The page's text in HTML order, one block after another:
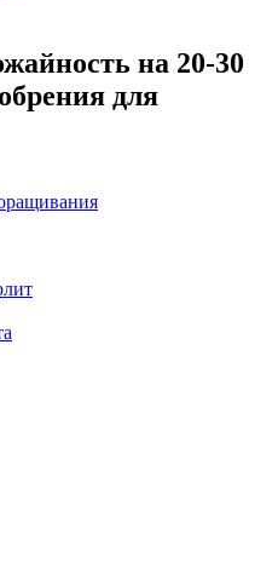
на 20-30
для